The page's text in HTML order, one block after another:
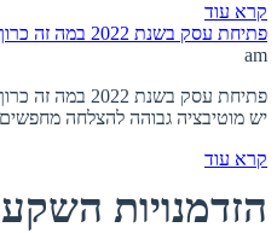
קרא עוד
פתיחת עסק בשנת 2022 במה זה כרוך והאם זה כדאי
am
פתיחת עסק
יש מוטיבציה גבוהה להצלחה
קרא עוד
הזדמנויות